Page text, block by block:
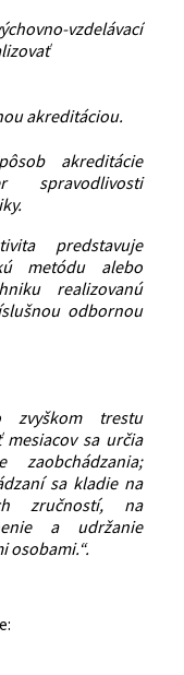
vzdelávací
akreditáciou.
akreditácie
spravodlivosti
predstavuje
metódu alebo
realizovanú
odbornou
zvyškom trestu
sa určia
zaobchádzania;
sa kladie na
zručností, na
a udržanie
osobami.“.